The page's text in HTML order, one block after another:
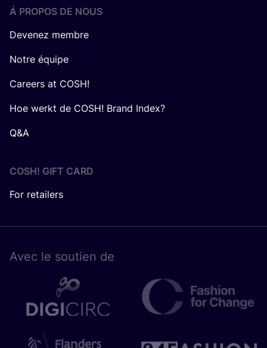
Á PROPOS DE NOUS
Devenez membre
Notre équipe
Careers at COSH!
Hoe werkt de COSH! Brand Index?
Q&A
COSH! GIFT CARD
For retailers
Avec le sou­tien de